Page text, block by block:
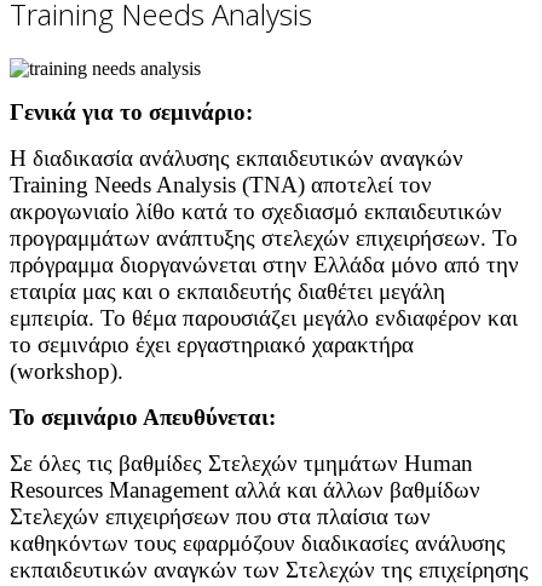
Training Needs Analysis
Γενικά για το σεμινάριο:
Η διαδικασία ανάλυσης εκπαιδευτικών αναγκών
Training Needs Analysis (ΤΝΑ) αποτελεί τον
ακρογωνιαίο λίθο κατά το σχεδιασμό εκπαιδευτικών
προγραμμάτων ανάπτυξης στελεχών επιχειρήσεων. Το
πρόγραμμα διοργανώνεται στην Ελλάδα μόνο από την
εταιρία μας και ο εκπαιδευτής διαθέτει μεγάλη
εμπειρία. Το θέμα παρουσιάζει μεγάλο ενδιαφέρον και
το σεμινάριο έχει εργαστηριακό χαρακτήρα
(workshop).
Το σεμινάριο Απευθύνεται:
Σε όλες τις βαθμίδες Στελεχών τμημάτων Human
Resources Management αλλά και άλλων βαθμίδων
Στελεχών επιχειρήσεων που στα πλαίσια των
καθηκόντων τους εφαρμόζουν διαδικασίες ανάλυσης
εκπαιδευτικών αναγκών των Στελεχών της επιχείρησης